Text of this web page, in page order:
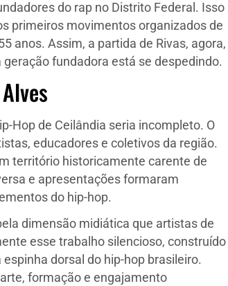
do rap no Distrito Federal. Isso
primeiros movimentos organizados de
anos. Assim, a partida de Rivas, agora,
fundadora está se despedindo.
Hop de Ceilândia seria incompleto. O
educadores e coletivos da região.
território historicamente carente de
e apresentações formaram
do hip-hop.
dimensão midiática que artistas de
esse trabalho silencioso, construído
dorsal do hip-hop brasileiro.
formação e engajamento